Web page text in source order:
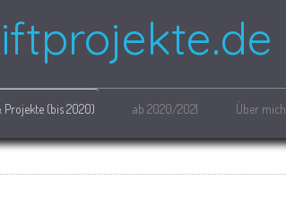
Projekte (bis 2020) ab 2020/2021 Über mich